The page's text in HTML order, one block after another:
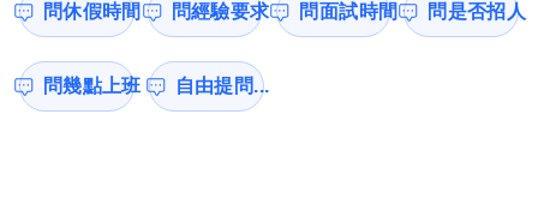
問休假時間 問經驗要求 問面試時間 問是否招人
問幾點上班 自由提問...